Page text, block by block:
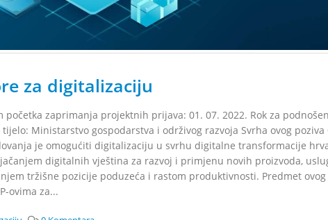
za digitalizaciju
početka zaprimanja projektnih prijava: 01. 07. 2022. Rok za
Ministarstvo gospodarstva i održivog razvoja Svrha ovog poziva
je omogućiti digitalizaciju u svrhu digitalne transformacije
digitalnih vještina za razvoj i primjenu novih proizvoda,
tržišne pozicije poduzeća i rastom produktivnosti. Predmet ovog
ovima za...